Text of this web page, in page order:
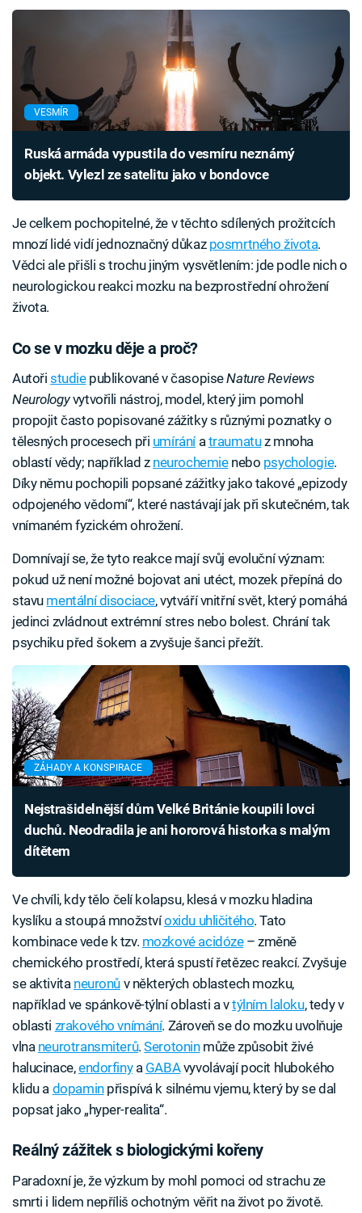
VESMÍR
Ruská armáda vypustila do vesmíru neznámý
objekt. Vylezl ze satelitu jako v bondovce
Je celkem pochopitelné, že v těchto sdílených prožitcích
mnozí lidé vidí jednoznačný důkaz posmrtného života.
Vědci ale přišli s trochu jiným vysvětlením: jde podle nich o
neurologickou reakci mozku na bezprostřední ohrožení
života.
Co se v mozku děje a proč?
Autořistudiepublikované v časopiseNature Reviews
Neurologyvytvořili nástroj, model, který jim pomohl
propojit často popisované zážitky s různými poznatky o
tělesných procesech při umíráníatraumatuz mnoha
oblastí vědy; například z neurochemienebo psychologie.
Díky němu pochopili popsané zážitky jako takové „epizody
odpojeného vědomí“, které nastávají jak při skutečném, tak
vnímaném fyzickém ohrožení.
Domnívají se, že tyto reakce mají svůj evoluční význam:
pokud už není možné bojovat ani utéct, mozek přepíná do
stavu mentální disociace, vytváří vnitřní svět, který pomáhá
jedinci zvládnout extrémní stres nebo bolest. Chrání tak
psychiku před šokem a zvyšuje šanci přežít.
ZÁHADY A KONSPIRACE
Nejstrašidelnější dům Velké Británie koupili lovci
duchů. Neodradila je ani hororová historka s malým
dítětem
Ve chvíli, kdy tělo čelí kolapsu, klesá v mozku hladina
kyslíku a stoupá množstvíoxidu uhličitého. Tato
kombinace vede k tzv. mozkové acidóze– změně
chemického prostředí, která spustí řetězec reakcí. Zvyšuje
se aktivita neuronův některých oblastech mozku,
například ve spánkově-týlní oblasti a vtýlním laloku, tedy v
oblasti zrakového vnímání. Zároveň se do mozku uvolňuje
vlna neurotransmiterů.Serotoninmůže způsobit živé
halucinace,endorfinya GABAvyvolávají pocit hlubokého
klidu a dopaminpřispívá k silnému vjemu, který by se dal
popsat jako „hyper-realita“.
Reálný zážitek s biologickými kořeny
Paradoxní je, že výzkum by mohl pomoci od strachu ze
smrti i lidem nepříliš ochotným věřit na život po životě.